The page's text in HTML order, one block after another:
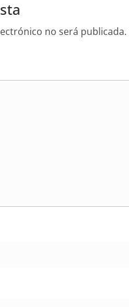
no será publicada.